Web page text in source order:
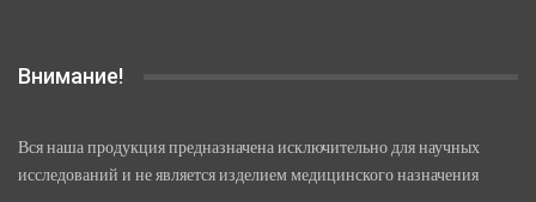
Внимание!
Вся наша продукция предназначена исключительно для научных
исследований и не является изделием медицинского назначения